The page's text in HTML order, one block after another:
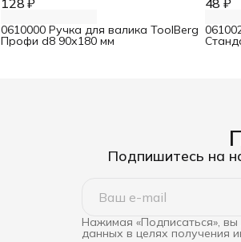
128 ₽
0610000 Ручка для валика ToolBerg
Профи d8 90х180 мм
48 ₽
Подпишитесь на
Нажимая «Подписаться»,
данных в целях получения